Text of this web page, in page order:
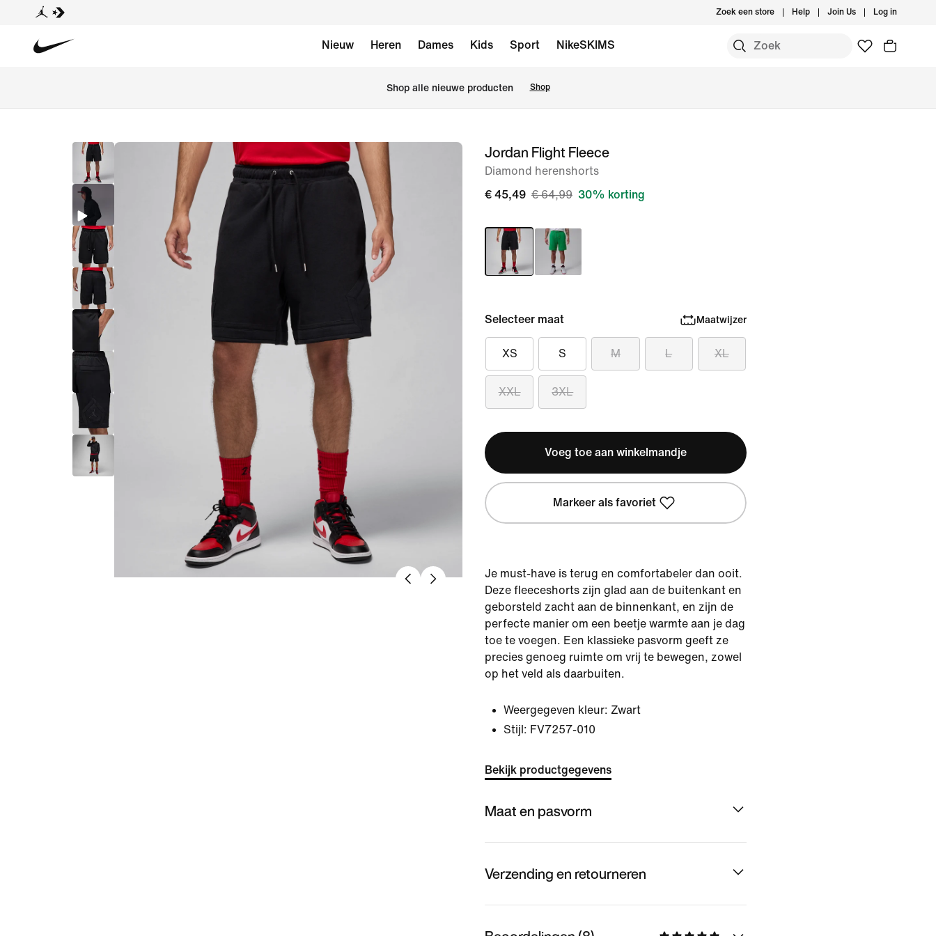
Zoek een store Help Join Us Log in
Nieuw Heren Dames Kids Sport NikeSKIMS
Shop alle nieuwe producten Shop
afbeelding
Jordan Flight Fleece
Diamond herenshorts
€ 45,49 € 64,99 30% korting
Selecteer maat Maatwijzer
XS S M L XL
XXL 3XL
Voeg toe aan winkelmandje
Markeer als favoriet
Je must-have is terug en comfortabeler dan ooit.
Deze fleeceshorts zijn glad aan de buitenkant en
geborsteld zacht aan de binnenkant, en zijn de
perfecte manier om een beetje warmte aan je dag
toe te voegen. Een klassieke pasvorm geeft ze
precies genoeg ruimte om vrij te bewegen, zowel
op het veld als daarbuiten.
Weergegeven kleur: Zwart
Stijl: FV7257-010
Bekijk productgegevens
Maat en pasvorm
Verzending en retourneren